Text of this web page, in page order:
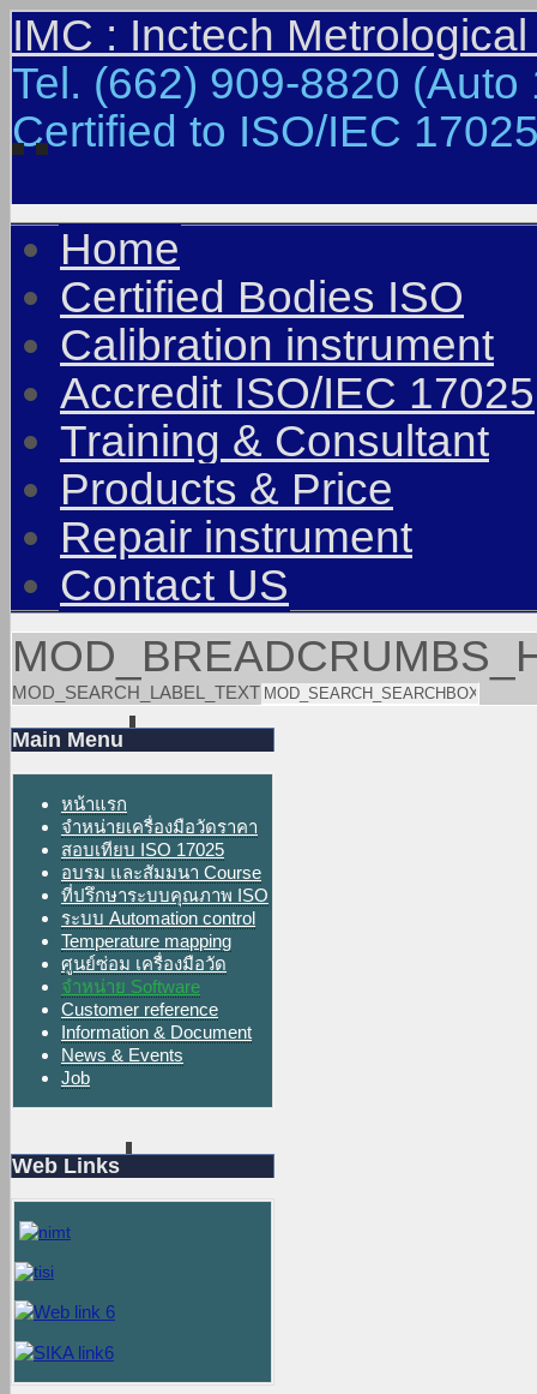
IMC : Inctech
Tel. (662) 909-8820
Certified to ISO/IEC
Home
Certified Bodies ISO
Calibration instrument
Accredit ISO/IEC 17025
Training & Consultant
Products & Price
Repair instrument
Contact US
MOD_SEARCH_LABEL_TEXT
Main Menu
หน้าแรก
จำหน่ายเครื่องมือวัดราคา
สอบเทียบ ISO 17025
อบรม และสัมมนา Course
ที่ปรึกษาระบบคุณภาพ ISO
ระบบ Automation control
Temperature mapping
ศูนย์ซ่อม เครื่องมือวัด
จำหน่าย Software
Customer reference
Information & Document
News & Events
Job
Web Links